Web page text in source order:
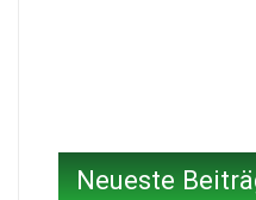
Neueste